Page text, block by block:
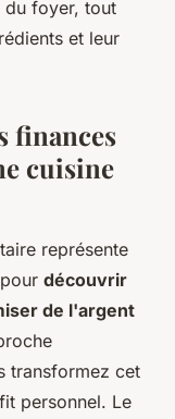
du foyer, tout
et leur
finances
cuisine
représente
découvrir
de l'argent
transformez cet
personnel. Le